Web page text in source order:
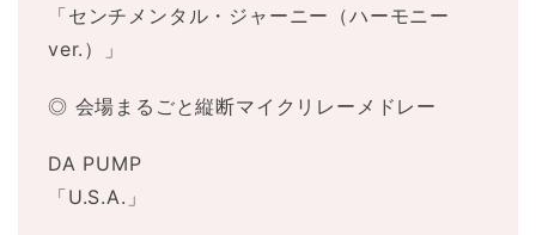
「センチメンタル・ジャーニー（ハーモニー
ver.）」
◎ 会場まるごと縦断マイクリレーメドレー
DA PUMP
「U.S.A.」